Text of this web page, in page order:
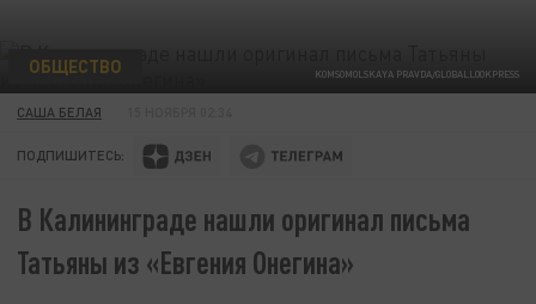
KOMSOMOLSKAYA PRAVDA/GLOBALLOOKPRESS
ОБЩЕСТВО
САША БЕЛАЯ
ПОДПИШИТЕСЬ:
В Калининграде нашли оригинал письма
Татьяны из «Евгения Онегина»